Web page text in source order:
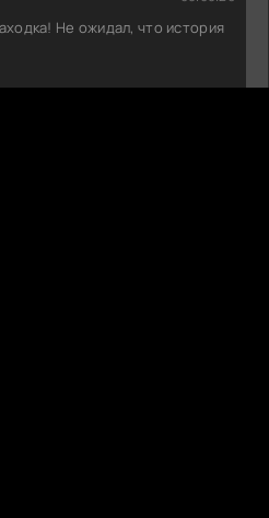
Не ожидал, что история